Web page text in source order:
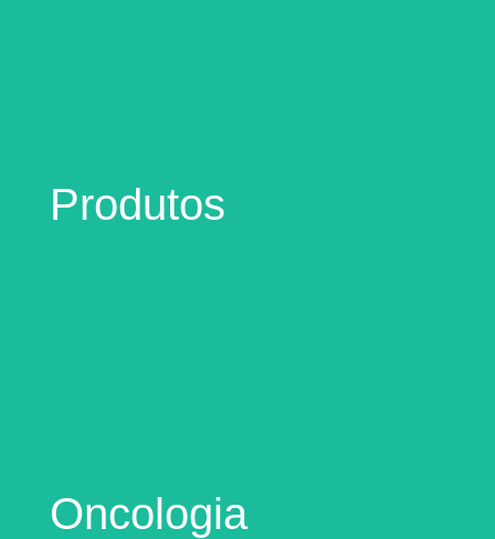
Produtos
se destaca como uma das maiores distribuidoras do país.
Oncologia